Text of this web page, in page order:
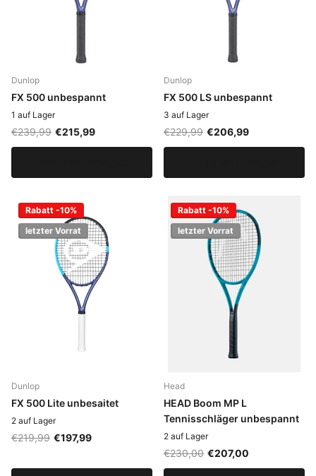
Dunlop
FX 500 unbespannt
1 auf Lager
€239,99 €215,99
Dunlop
FX 500 LS unbespannt
3 auf Lager
€229,99 €206,99
Rabatt -10%
letzter Vorrat
Dunlop
FX 500 Lite unbesaitet
2 auf Lager
€219,99 €197,99
Rabatt -10%
letzter Vorrat
Head
HEAD Boom MP L
Tennisschläger unbespannt
2 auf Lager
€230,00 €207,00